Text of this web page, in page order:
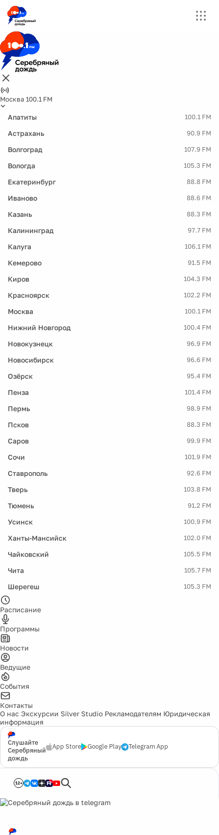
Москва 100.1 FM
Апатиты 100.1 FM
Астрахань 90.9 FM
Волгоград 107.9 FM
Вологда 105.3 FM
Екатеринбург 88.8 FM
Иваново 88.6 FM
Казань 88.3 FM
Калининград 97.7 FM
Калуга 106.1 FM
Кемерово 91.5 FM
Киров 104.3 FM
Красноярск 102.2 FM
Москва 100.1 FM
Нижний Новгород 100.4 FM
Новокузнецк 96.9 FM
Новосибирск 96.6 FM
Озёрск 95.4 FM
Пенза 101.4 FM
Пермь 98.9 FM
Псков 88.3 FM
Саров 99.9 FM
Сочи 101.9 FM
Ставрополь 92.6 FM
Тверь 103.8 FM
Тюмень 91.2 FM
Усинск 100.9 FM
Ханты-Мансийск 102.0 FM
Чайковский 105.5 FM
Чита 105.7 FM
Шерегеш 105.3 FM
Расписание
Программы
Новости
Ведущие
События
Контакты
О нас Экскурсии Silver Studio Рекламодателям Юридическая
информация
Слушайте
Серебряный
дождь
App Store Google Play Telegram App
12+